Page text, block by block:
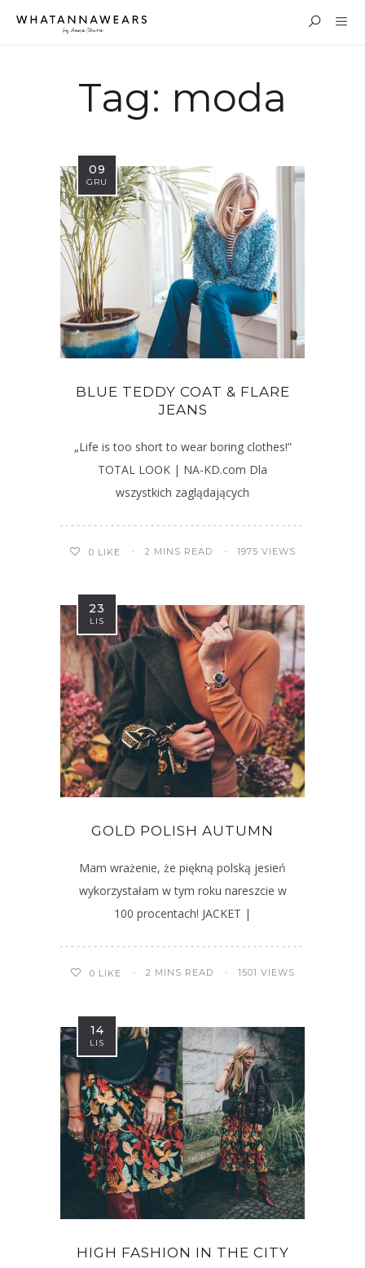
Tag: moda
09
GRU
BLUE TEDDY COAT & FLARE
JEANS
„Life is too short to wear boring clothes!”
TOTAL LOOK | NA-KD.com Dla
wszystkich zaglądających
0 LIKE 2 MINS READ 1975 VIEWS
23
LIS
GOLD POLISH AUTUMN
Mam wrażenie, że piękną polską jesień
wykorzystałam w tym roku nareszcie w
100 procentach! JACKET |
0 LIKE 2 MINS READ 1501 VIEWS
14
LIS
HIGH FASHION IN THE CITY